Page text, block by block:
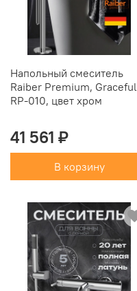
Напольный смеситель
Raiber Premium, Graceful
RP-010, цвет хром
41 561 ₽
В корзину